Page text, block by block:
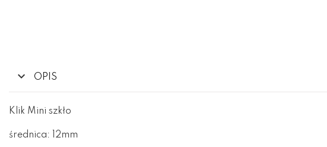
OPIS
Klik Mini szkło
średnica: 12mm